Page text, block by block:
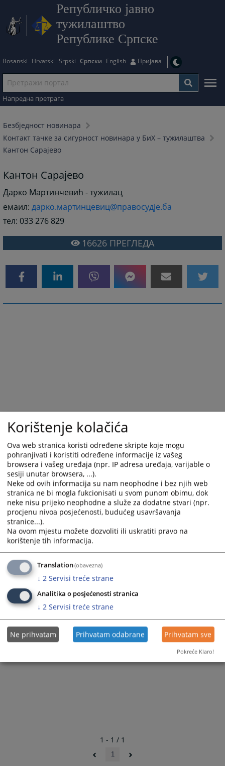
Републичко јавно
тужилаштво
Републике Српске
Bosanski Hrvatski Srpski Српски English Пријава
Напредна претрага
Безбjедност новинара
Контакт тачке за сигурност новинара у БиХ – тужилаштва
Кантон Сарајево
Кантон Сарајево
Дарко Мартинчевић - тужилац
емаил:дарко.мартинцевиц@правосудје.ба
тел: 033 276 829
16626 ПРЕГЛЕДА
1 - 1 / 1
1
Korištenje kolačića
Ova web stranica koristi određene skripte koje mogu
pohranjivati i koristiti određene informacije iz vašeg
browsera i vašeg uređaja (npr. IP adresa uređaja, varijable o
sesiji unutar browsera, ...).
Neke od ovih informacija su nam neophodne i bez njih web
stranica ne bi mogla fukcionisati u svom punom obimu, dok
neke nisu prijeko neophodne a služe za dodatne stvari (npr.
procjenu nivoa posjećenosti, budućeg usavršavanja
stranice...).
Na ovom mjestu možete dozvoliti ili uskratiti pravo na
korištenje tih informacija.
Translation(obavezna)
↓ 2 Servisi treće strane
Analitika o posjećenosti stranica
↓ 2 Servisi treće strane
Ne prihvatam Prihvatam odabrane Prihvatam sve
Pokreće Klaro!